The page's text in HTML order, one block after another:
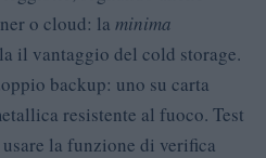
o cloud: la minima
il vantaggio del cold storage.
backup: uno su carta
resistente al fuoco. Test
la funzione di verifica